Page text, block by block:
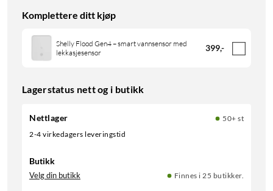
Komplettere ditt kjøp
Shelly Flood Gen4 – smart vannsensor med
lekkasjesensor
399,-
Lagerstatus nett og i butikk
Nettlager
50+ st
2-4 virkedagers leveringstid
Butikk
Velg din butikk Finnes i 25 butikker.